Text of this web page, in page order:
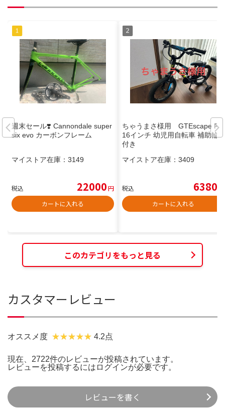
週末セール❣️ Cannondale super
six evo カーボンフレーム
マイストア在庫： 3149
税込 22000円
カートに入れる
ちゃうまさ様用 GTEscape R3
16インチ 幼児用自転車 補助輪
付き
マイストア在庫： 3409
税込 6380
カートに入れる
このカテゴリをもっと見る
カスタマーレビュー
オススメ度 4.2点
現在、2722件のレビューが投稿されています。
レビューを投稿するには ログインが必要です。
レビューを書く